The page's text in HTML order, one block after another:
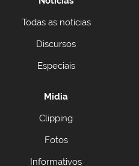
Todas as notícias
Discursos
Especiais
Midia
Clipping
Fotos
Informativos